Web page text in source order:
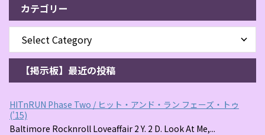
カテゴリー
【掲示板】最近の投稿
HITnRUN Phase Two / ヒット・アンド・ラン フェーズ・トゥ
('15)
Baltimore Rocknroll Loveaffair 2 Y. 2 D. Look At Me,...